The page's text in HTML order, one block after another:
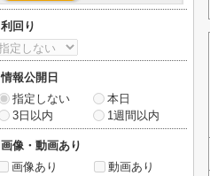
利回り
情報公開日
指定しない
本日
3日以内
1週間以内
画像・動画あり
画像あり
動画あり